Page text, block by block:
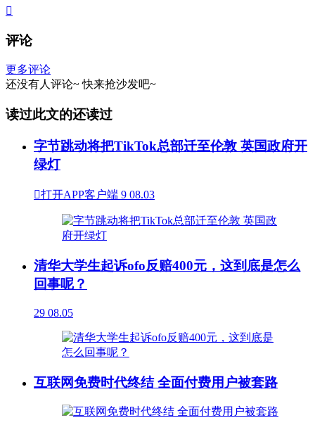

评论
更多评论
还没有人评论~ 快来抢沙发吧~
读过此文的还读过
字节跳动将把TikTok总部迁至伦敦 英国政府开
绿灯
打开APP客户端 9 08.03
清华大学生起诉ofo反赔400元，这到底是怎么
回事呢？
29 08.05
互联网免费时代终结 全面付费用户被套路